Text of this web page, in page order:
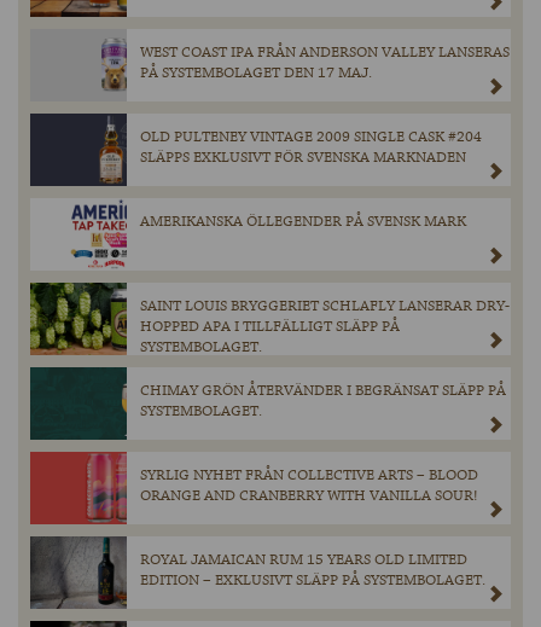
WEST COAST IPA FRÅN ANDERSON VALLEY LANSERAS
PÅ SYSTEMBOLAGET DEN 17 MAJ.
OLD PULTENEY VINTAGE 2009 SINGLE CASK #204
SLÄPPS EXKLUSIVT FÖR SVENSKA MARKNADEN
AMERIKANSKA ÖLLEGENDER PÅ SVENSK MARK
SAINT LOUIS BRYGGERIET SCHLAFLY LANSERAR DRY-
HOPPED APA I TILLFÄLLIGT SLÄPP PÅ
SYSTEMBOLAGET.
CHIMAY GRÖN ÅTERVÄNDER I BEGRÄNSAT SLÄPP PÅ
SYSTEMBOLAGET.
SYRLIG NYHET FRÅN COLLECTIVE ARTS – BLOOD
ORANGE AND CRANBERRY WITH VANILLA SOUR!
ROYAL JAMAICAN RUM 15 YEARS OLD LIMITED
EDITION – EXKLUSIVT SLÄPP PÅ SYSTEMBOLAGET.